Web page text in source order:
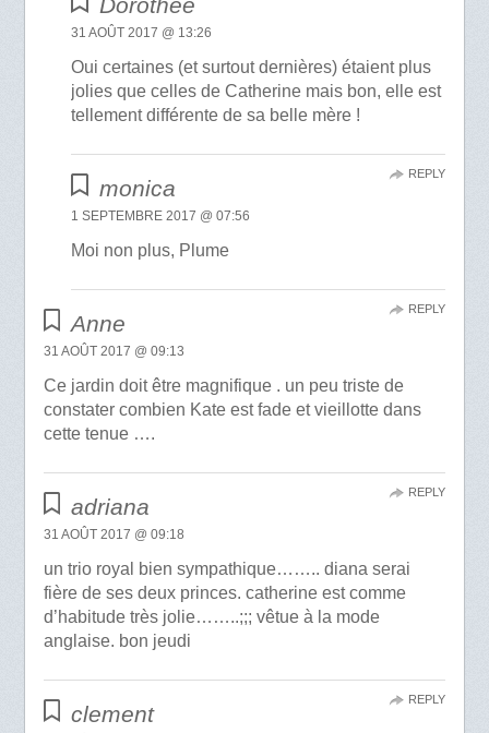
Dorothée
31 AOÛT 2017 @ 13:26
Oui certaines (et surtout dernières) étaient plus
jolies que celles de Catherine mais bon, elle est
tellement différente de sa belle mère !
monica
1 SEPTEMBRE 2017 @ 07:56
Moi non plus, Plume
REPLY
Anne
31 AOÛT 2017 @ 09:13
Ce jardin doit être magnifique . un peu triste de
constater combien Kate est fade et vieillotte dans
cette tenue ….
REPLY
adriana
31 AOÛT 2017 @ 09:18
un trio royal bien sympathique…….. diana serai
fière de ses deux princes. catherine est comme
d’habitude très jolie……..;;; vêtue à la mode
anglaise. bon jeudi
REPLY
clement
REPLY